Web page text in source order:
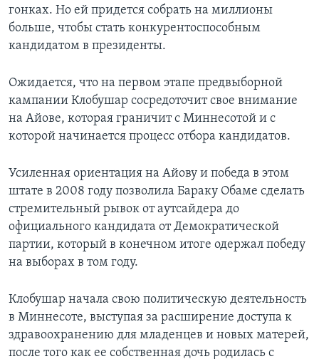
гонках. Но ей придется собрать на миллионы
больше, чтобы стать конкурентоспособным
кандидатом в президенты.
Ожидается, что на первом этапе предвыборной
кампании Клобушар сосредоточит свое внимание
на Айове, которая граничит с Миннесотой и с
которой начинается процесс отбора кандидатов.
Усиленная ориентация на Айову и победа в этом
штате в 2008 году позволила Бараку Обаме сделать
стремительный рывок от аутсайдера до
официального кандидата от Демократической
партии, который в конечном итоге одержал победу
на выборах в том году.
Клобушар начала свою политическую деятельность
в Миннесоте, выступая за расширение доступа к
здравоохранению для младенцев и новых матерей,
после того как ее собственная дочь родилась с